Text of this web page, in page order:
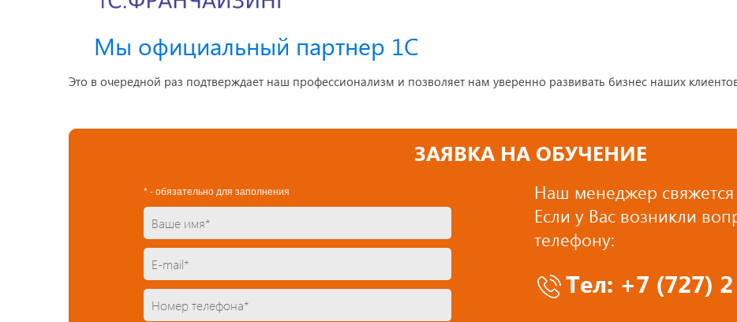
Мы официальный партнер 1С
Это в очередной раз подтверждает наш профессионализм и позволяет нам уверенно развивать бизнес наших
ЗАЯВКА НА ОБУЧЕНИЕ
* - обязательно для заполнения
Наш менеджер
Если у Вас возникли
телефону:
Тел: +7 (727)